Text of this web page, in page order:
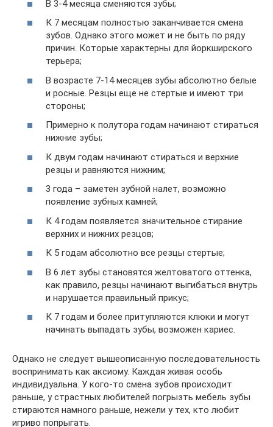
В 3-4 месяца сменяются зубы;
К 7 месяцам полностью заканчивается смена
зубов. Однако этого может и не быть по ряду
причин. Которые характерны для йоркширского
терьера;
В возрасте 7-14 месяцев зубы абсолютно белые
и росные. Резцы еще не стертые и имеют три
стороны;
Примерно к полутора годам начинают стираться
нижние зубы;
К двум годам начинают стираться и верхние
резцы и равняются нижним;
3 года – заметен зубной налет, возможно
появление зубных камней;
К 4 годам появляется значительное стирание
верхних и нижних резцов;
К 5 годам абсолютно все резцы стертые;
В 6 лет зубы становятся желтоватого оттенка,
как правило, резцы начинают выгибаться внутрь
и нарушается правильный прикус;
К 7 годам и более притупляются клюки и могут
начинать выпадать зубы, возможен кариес.
Однако не следует вышеописанную последовательность
воспринимать как аксиому. Каждая живая особь
индивидуальна. У кого-то смена зубов происходит
раньше, у страстных любителей погрызть мебель зубы
стираются намного раньше, нежели у тех, кто любит
игриво попрыгать.